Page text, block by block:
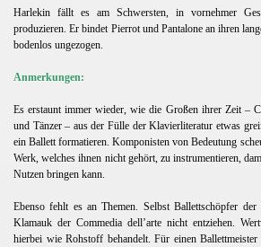
Harlekin fällt es am Schwersten, in vornehmer
produzieren. Er bindet Pierrot und Pantalone an ihren
bodenlos ungezogen.
Anmerkungen:
Es erstaunt immer wieder, wie die Großen ihrer Zeit –
und Tänzer – aus der Fülle der Klavierliteratur etwas
ein Ballett formatieren. Komponisten von Bedeutung
Werk, welches ihnen nicht gehört, zu instrumentieren,
Nutzen bringen kann.
Ebenso fehlt es an Themen. Selbst Ballettschöpfer
Klamauk der Commedia dell’arte nicht entziehen.
hierbei wie Rohstoff behandelt. Für einen